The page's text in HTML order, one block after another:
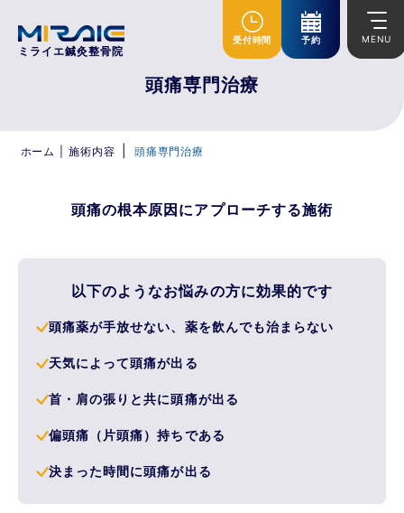
ミライエ鍼灸整骨院
受付時間 予約 MENU
頭痛専門治療
ホーム 施術内容 頭痛専門治療
頭痛の根本原因にアプローチする施術
以下のようなお悩みの方に効果的です
頭痛薬が手放せない、薬を飲んでも治まらない
天気によって頭痛が出る
首・肩の張りと共に頭痛が出る
偏頭痛（片頭痛）持ちである
決まった時間に頭痛が出る